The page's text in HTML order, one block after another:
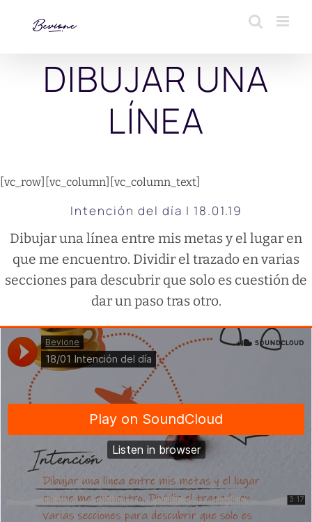
DIBUJAR UNA
LÍNEA
[vc_row][vc_column][vc_column_text]
Intención del día | 18.01.19
Dibujar una línea entre mis metas y el lugar en
que me encuentro. Dividir el trazado en varias
secciones para descubrir que solo es cuestión de
dar un paso tras otro.